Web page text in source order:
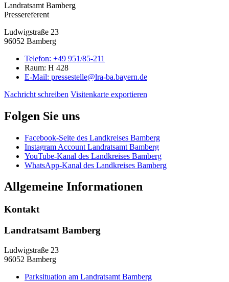
Landratsamt Bamberg
Pressereferent
Ludwigstraße 23
96052 Bamberg
Telefon: +49 951/85-211
Raum: H 428
E-Mail: pressestelle@lra-ba.bayern.de
Nachricht schreiben Visitenkarte exportieren
Folgen Sie uns
Facebook-Seite des Landkreises Bamberg
Instagram Account Landratsamt Bamberg
YouTube-Kanal des Landkreises Bamberg
WhatsApp-Kanal des Landkreises Bamberg
Allgemeine Informationen
Kontakt
Landratsamt Bamberg
Ludwigstraße 23
96052 Bamberg
Parksituation am Landratsamt Bamberg